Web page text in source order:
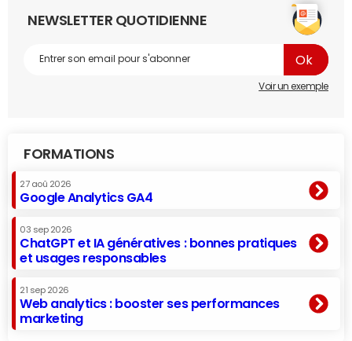
NEWSLETTER QUOTIDIENNE
Voir un exemple
FORMATIONS
27 aoû 2026
Google Analytics GA4
03 sep 2026
ChatGPT et IA génératives : bonnes pratiques
et usages responsables
21 sep 2026
Web analytics : booster ses performances
marketing